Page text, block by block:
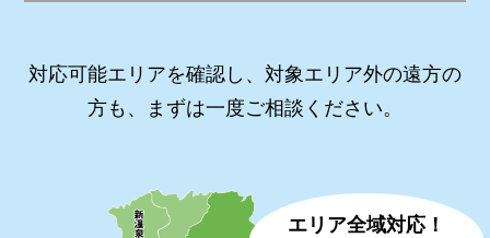
対応可能エリアを確認し、対象エリア外の遠方の
方も、まずは一度ご相談ください。
エリア全域対応！